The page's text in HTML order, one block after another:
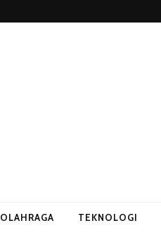
OLAHRAGA TEKNOLOGI